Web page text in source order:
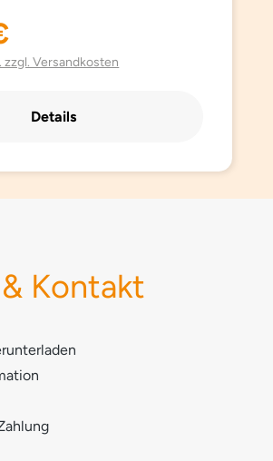
atmungsaktiv, besonders leicht,
zu pflegen und Platz sparend.
Mikrofaser mit
zzgl. Versandkosten
Details
Kontakt